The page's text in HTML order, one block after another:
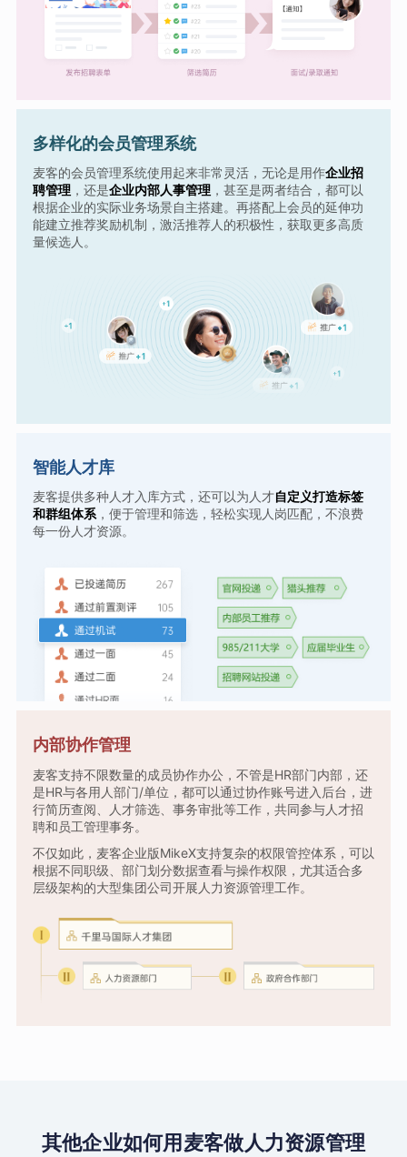
多样化的会员管理系统
麦客的会员管理系统使用起来非常灵活，无论是用作企业招
聘管理，还是企业内部人事管理，甚至是两者结合，都可以
根据企业的实际业务场景自主搭建。再搭配上会员的延伸功
能建立推荐奖励机制，激活推荐人的积极性，获取更多高质
量候选人。
智能人才库
麦客提供多种人才入库方式，还可以为人才自定义打造标签
和群组体系，便于管理和筛选，轻松实现人岗匹配，不浪费
每一份人才资源。
内部协作管理
麦客支持不限数量的成员协作办公，不管是HR部门内部，还
是HR与各用人部门/单位，都可以通过协作账号进入后台，进
行简历查阅、人才筛选、事务审批等工作，共同参与人才招
聘和员工管理事务。
不仅如此，麦客企业版MikeX支持复杂的权限管控体系，可以
根据不同职级、部门划分数据查看与操作权限，尤其适合多
层级架构的大型集团公司开展人力资源管理工作。
其他企业如何用麦客做人力资源管理